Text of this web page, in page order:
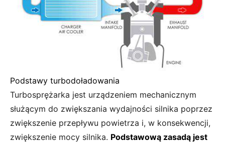
Podstawy turbodoładowania
Turbosprężarka jest urządzeniem mechanicznym
służącym do zwiększania wydajności silnika poprzez
zwiększenie przepływu powietrza i, w konsekwencji,
zwiększenie mocy silnika. Podstawową zasadą jest